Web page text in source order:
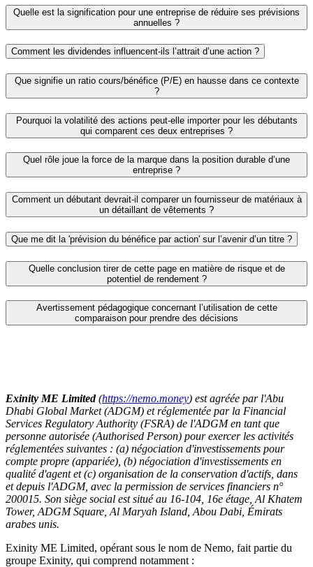
Quelle est la signification pour une entreprise de réduire ses prévisions
annuelles ?
Comment les dividendes influencent-ils l’attrait d’une action ?
Que signifie un ratio cours/bénéfice (P/E) en hausse dans ce contexte
?
Pourquoi la volatilité des actions peut-elle importer pour les débutants
qui comparent ces deux entreprises ?
Quel rôle joue la force de la marque dans la position durable d’une
entreprise ?
Comment un débutant devrait-il comparer un fournisseur de matériaux à
un détaillant de vêtements ?
Que me dit la 'prévision du bénéfice par action' sur l’avenir d’un titre ?
Quelle conclusion tirer de cette page en matière de risque et de
potentiel de rendement ?
Avertissement pédagogique concernant l’utilisation de cette
comparaison pour prendre des décisions
Exinity ME Limited(https://nemo.money) est agréée par l'Abu
Dhabi Global Market (ADGM) et réglementée par la Financial
Services Regulatory Authority (FSRA) de l'ADGM en tant que
personne autorisée (Authorised Person) pour exercer les activités
réglementées suivantes : (a) négociation d'investissements pour
compte propre (appariée), (b) négociation d'investissements en
qualité d'agent et (c) organisation de la conservation d'actifs, dans
et depuis l'ADGM, avec la permission de services financiers n°
200015. Son siège social est situé au 16-104, 16e étage, Al Khatem
Tower, ADGM Square, Al Maryah Island, Abou Dabi, Émirats
arabes unis.
Exinity ME Limited, opérant sous le nom de Nemo, fait partie du
groupe Exinity, qui comprend notamment :